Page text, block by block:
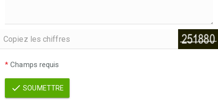
* Champs requis
SOUMETTRE